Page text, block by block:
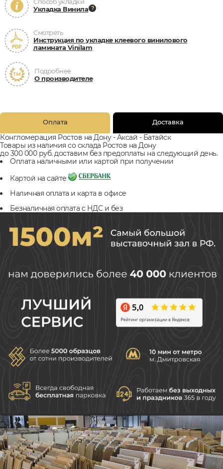
Укладка Винила
Смотреть
Инструкция по укладке клеевого винилового
ламината Vinilam
Подробнее
О производителе
Оплата Доставка
Конгломерация Ростов на Дону - Аксай - Батайск
Товары из наличия со склада Ростов на Дону
до 300 000 руб. доставим без предоплаты на следующий день.
Оплата наличными или картой при получении
Картой на сайте
Наличная оплата и карта в офисе
Безналичная оплата с НДС и без